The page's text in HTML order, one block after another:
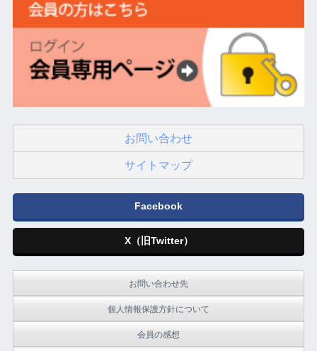
お問い合わせ
サイトマップ
Facebook
X（旧Twitter）
お問い合わせ先
個人情報保護方針について
会員の感想